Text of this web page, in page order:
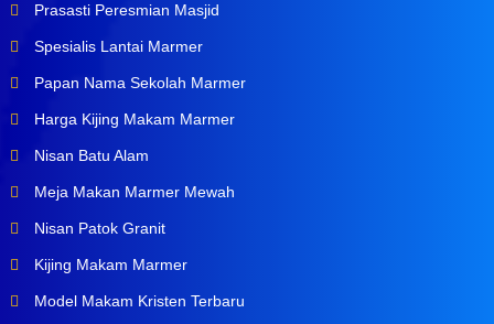
Prasasti Peresmian Masjid
Spesialis Lantai Marmer
Papan Nama Sekolah Marmer
Harga Kijing Makam Marmer
Nisan Batu Alam
Meja Makan Marmer Mewah
Nisan Patok Granit
Kijing Makam Marmer
Model Makam Kristen Terbaru